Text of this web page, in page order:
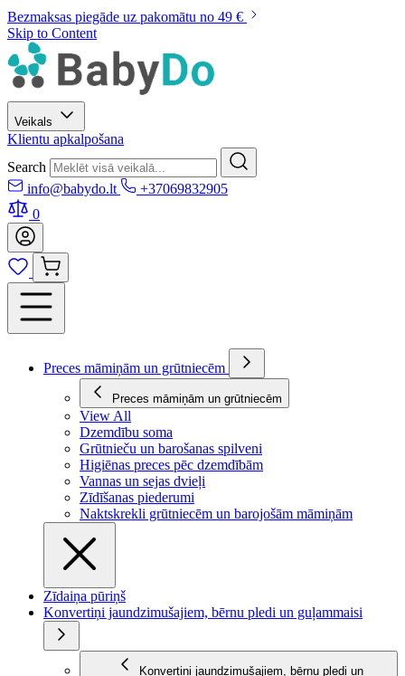
Bezmaksas piegāde uz pakomātu no 49 €
Skip to Content
Veikals
Klientu apkalpošana
Search
info@babydo.lt
+37069832905
0
Preces māmiņām un grūtniecēm
Preces māmiņām un grūtniecēm
View All
Dzemdību soma
Grūtnieču un barošanas spilveni
Higiēnas preces pēc dzemdībām
Vannas un sejas dvieļi
Zīdīšanas piederumi
Naktskrekli grūtniecēm un barojošām māmiņām
Zīdaiņa pūriņš
Konvertiņi jaundzimušajiem, bērnu pledi un guļammaisi
Konvertiņi jaundzimušajiem, bērnu pledi un